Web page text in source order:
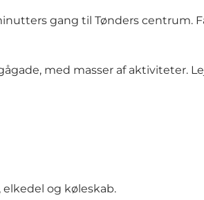
gang til Tønders centrum.
med masser af aktiviteter.
og køleskab.